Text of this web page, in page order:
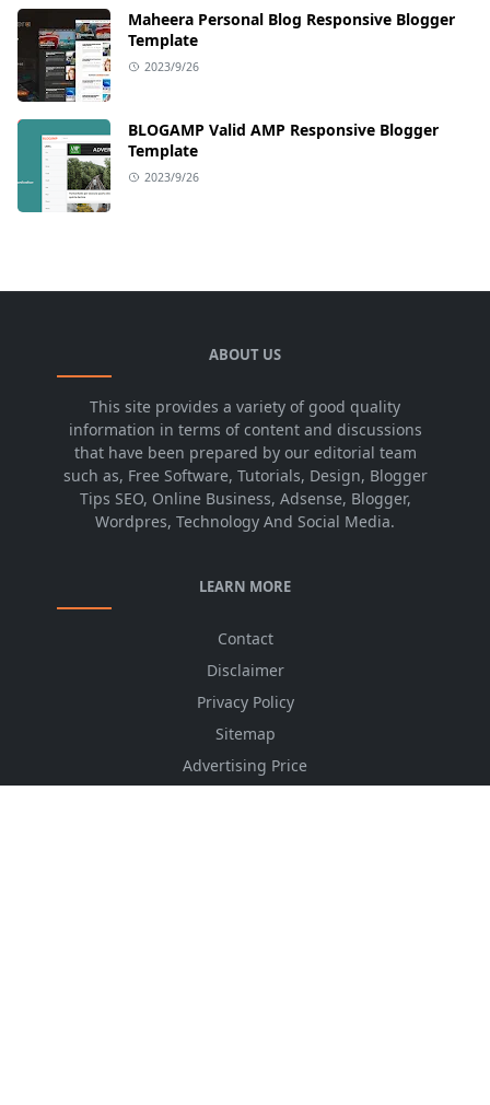
Maheera Personal Blog Responsive Blogger
Template
2023/9/26
BLOGAMP Valid AMP Responsive Blogger
Template
2023/9/26
ABOUT US
This site provides a variety of good quality
information in terms of content and discussions
that have been prepared by our editorial team
such as, Free Software, Tutorials, Design, Blogger
Tips SEO, Online Business, Adsense, Blogger,
Wordpres, Technology And Social Media.
LEARN MORE
Contact
Disclaimer
Privacy Policy
Sitemap
Advertising Price